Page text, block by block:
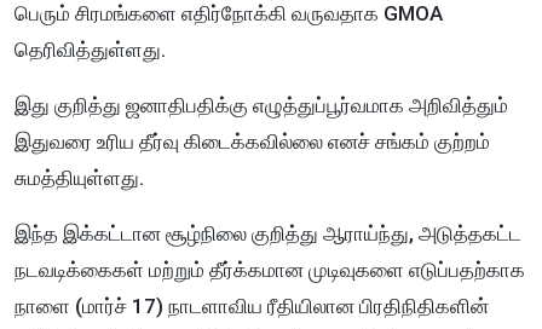
பெரும் சிரமங்களை எதிர்நோக்கி வருவதாக GMOA
தெரிவித்துள்ளது.
இது குறித்து ஜனாதிபதிக்கு எழுத்துப்பூர்வமாக அறிவித்தும்
இதுவரை உரிய தீர்வு கிடைக்கவில்லை எனச் சங்கம் குற்றம்
சுமத்தியுள்ளது.
இந்த இக்கட்டான சூழ்நிலை குறித்து ஆராய்ந்து, அடுத்தகட்ட
நடவடிக்கைகள் மற்றும் தீர்க்கமான முடிவுகளை எடுப்பதற்காக
நாளை (மார்ச் 17) நாடளாவிய ரீதியிலான பிரதிநிதிகளின்